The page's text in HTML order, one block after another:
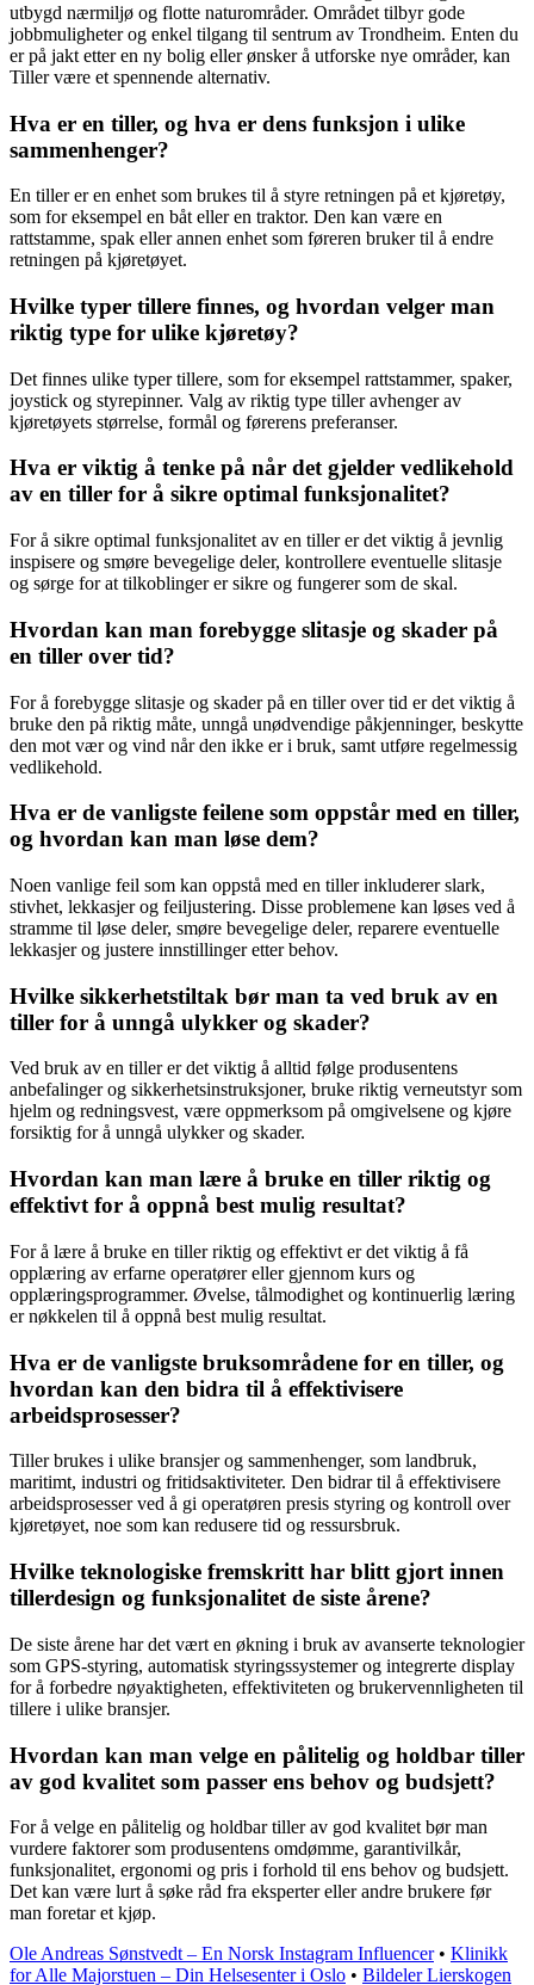
utbygd nærmiljø og flotte naturområder. Området tilbyr gode
jobbmuligheter og enkel tilgang til sentrum av Trondheim. Enten du
er på jakt etter en ny bolig eller ønsker å utforske nye områder, kan
Tiller være et spennende alternativ.
Hva er en tiller, og hva er dens funksjon i ulike
sammenhenger?
En tiller er en enhet som brukes til å styre retningen på et kjøretøy,
som for eksempel en båt eller en traktor. Den kan være en
rattstamme, spak eller annen enhet som føreren bruker til å endre
retningen på kjøretøyet.
Hvilke typer tillere finnes, og hvordan velger man
riktig type for ulike kjøretøy?
Det finnes ulike typer tillere, som for eksempel rattstammer, spaker,
joystick og styrepinner. Valg av riktig type tiller avhenger av
kjøretøyets størrelse, formål og førerens preferanser.
Hva er viktig å tenke på når det gjelder vedlikehold
av en tiller for å sikre optimal funksjonalitet?
For å sikre optimal funksjonalitet av en tiller er det viktig å jevnlig
inspisere og smøre bevegelige deler, kontrollere eventuelle slitasje
og sørge for at tilkoblinger er sikre og fungerer som de skal.
Hvordan kan man forebygge slitasje og skader på
en tiller over tid?
For å forebygge slitasje og skader på en tiller over tid er det viktig å
bruke den på riktig måte, unngå unødvendige påkjenninger, beskytte
den mot vær og vind når den ikke er i bruk, samt utføre regelmessig
vedlikehold.
Hva er de vanligste feilene som oppstår med en tiller,
og hvordan kan man løse dem?
Noen vanlige feil som kan oppstå med en tiller inkluderer slark,
stivhet, lekkasjer og feiljustering. Disse problemene kan løses ved å
stramme til løse deler, smøre bevegelige deler, reparere eventuelle
lekkasjer og justere innstillinger etter behov.
Hvilke sikkerhetstiltak bør man ta ved bruk av en
tiller for å unngå ulykker og skader?
Ved bruk av en tiller er det viktig å alltid følge produsentens
anbefalinger og sikkerhetsinstruksjoner, bruke riktig verneutstyr som
hjelm og redningsvest, være oppmerksom på omgivelsene og kjøre
forsiktig for å unngå ulykker og skader.
Hvordan kan man lære å bruke en tiller riktig og
effektivt for å oppnå best mulig resultat?
For å lære å bruke en tiller riktig og effektivt er det viktig å få
opplæring av erfarne operatører eller gjennom kurs og
opplæringsprogrammer. Øvelse, tålmodighet og kontinuerlig læring
er nøkkelen til å oppnå best mulig resultat.
Hva er de vanligste bruksområdene for en tiller, og
hvordan kan den bidra til å effektivisere
arbeidsprosesser?
Tiller brukes i ulike bransjer og sammenhenger, som landbruk,
maritimt, industri og fritidsaktiviteter. Den bidrar til å effektivisere
arbeidsprosesser ved å gi operatøren presis styring og kontroll over
kjøretøyet, noe som kan redusere tid og ressursbruk.
Hvilke teknologiske fremskritt har blitt gjort innen
tillerdesign og funksjonalitet de siste årene?
De siste årene har det vært en økning i bruk av avanserte teknologier
som GPS-styring, automatisk styringssystemer og integrerte display
for å forbedre nøyaktigheten, effektiviteten og brukervennligheten til
tillere i ulike bransjer.
Hvordan kan man velge en pålitelig og holdbar tiller
av god kvalitet som passer ens behov og budsjett?
For å velge en pålitelig og holdbar tiller av god kvalitet bør man
vurdere faktorer som produsentens omdømme, garantivilkår,
funksjonalitet, ergonomi og pris i forhold til ens behov og budsjett.
Det kan være lurt å søke råd fra eksperter eller andre brukere før
man foretar et kjøp.
Ole Andreas Sønstvedt – En Norsk Instagram Influencer• Klinikk
for Alle Majorstuen – Din Helsesenter i Oslo • Bildeler Lierskogen